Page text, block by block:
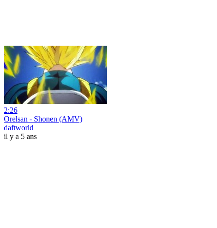
2:26
Orelsan - Shonen (AMV)
daftworld
il y a 5 ans